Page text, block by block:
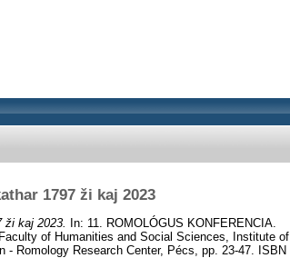
1797 ži kaj 2023
ži kaj 2023.
In: 11. ROMOLÓGUS KONFERENCIA.
of Humanities and Social Sciences, Institute of
Romology Research Center, Pécs, pp. 23-47. ISBN